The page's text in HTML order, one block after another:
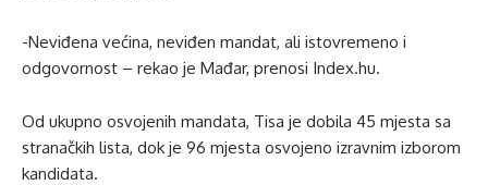
-Neviđena većina, neviđen mandat, ali istovremeno i
odgovornost – rekao je Mađar, prenosi Index.hu.
Od ukupno osvojenih mandata, Tisa je dobila 45 mjesta sa
stranačkih lista, dok je 96 mjesta osvojeno izravnim izborom
kandidata.